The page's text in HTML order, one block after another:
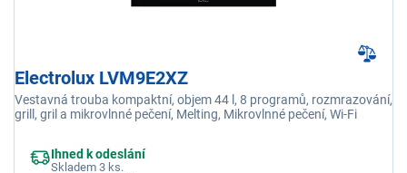
Electrolux LVM9E2XZ
Vestavná trouba kompaktní, objem 44 l, 8 programů, rozmrazování,
grill, gril a mikrovlnné pečení, Melting, Mikrovlnné pečení, Wi-Fi
Ihned k odeslání
Skladem 3 ks.